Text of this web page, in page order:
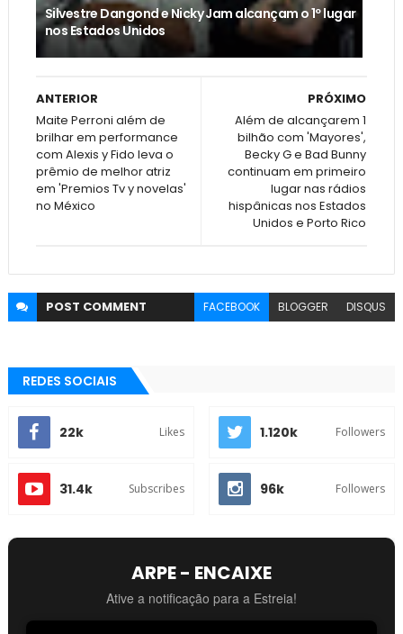
Silvestre Dangond e Nicky Jam alcançam o 1º lugar
nos Estados Unidos
PRÓXIMO
Além de alcançarem 1
bilhão com 'Mayores',
Becky G e Bad Bunny
continuam em primeiro
lugar nas rádios
hispânicas nos Estados
Unidos e Porto Rico
ANTERIOR
Maite Perroni além de
brilhar em performance
com Alexis y Fido leva o
prêmio de melhor atriz
em 'Premios Tv y novelas'
no México
POST COMMENT FACEBOOK BLOGGER DISQUS
REDES SOCIAIS
22k Likes 1.120k Followers
31.4k Subscribes 96k Followers
ARPE - ENCAIXE
Ative a notificação para a Estreia!